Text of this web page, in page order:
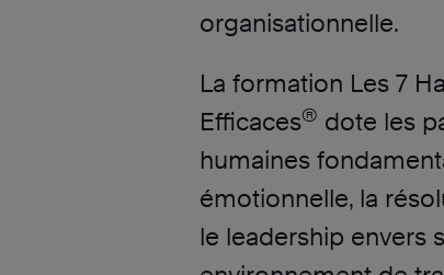
organisationnelle.
La formation Les 7
Efficaces® dote les
humaines
émotionnelle, la
le leadership envers